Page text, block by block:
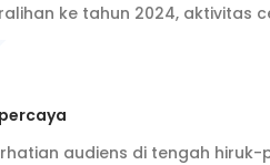
ke tahun 2024, aktivitas
audiens di tengah